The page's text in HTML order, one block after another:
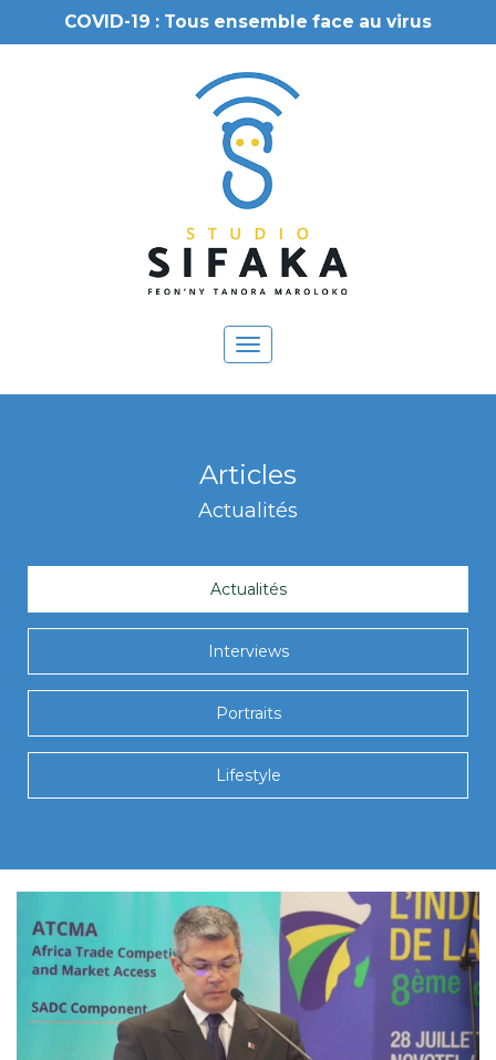
COVID-19 : Tous ensemble face au virus
Toggle
navigation
Articles
Actualités
Actualités
Interviews
Portraits
Lifestyle